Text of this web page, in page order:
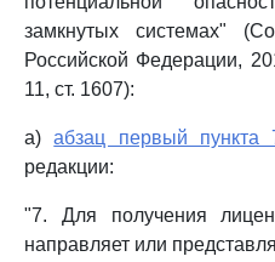
замкнутых системах"
Российской Федерации,
11, ст. 1607):
а)абзац первый пункта
редакции:
"7. Для получения
направляет или